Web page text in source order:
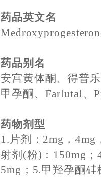
药品英文名
药品别名
安宫黄体酮、得普
甲孕酮、Farlutal、
药物剂型
1.片剂：2mg，4mg
射剂(粉)：150mg
5mg；5.甲羟孕酮